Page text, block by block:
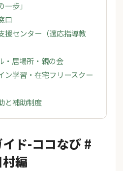
歩」
口
援センター（適応指導教
・居場所・親の会
ン学習・在宅フリースクー
と補助制度
ド-ココなび #
編